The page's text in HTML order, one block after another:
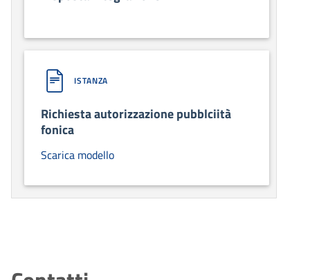
ISTANZA
Richiesta autorizzazione pubblciità
fonica
Scarica modello